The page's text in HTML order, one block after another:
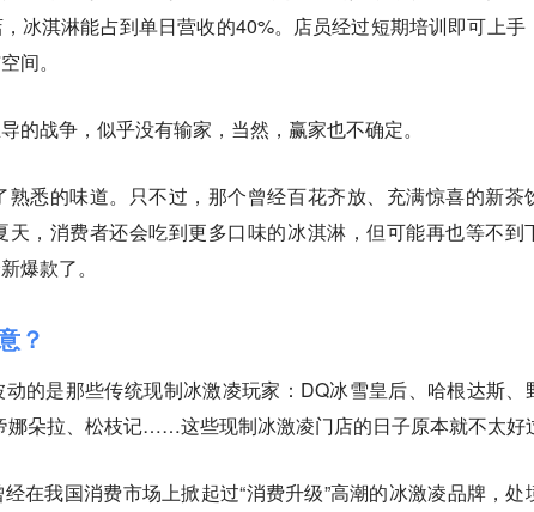
冰淇淋能占到单日营收的40%。店员经过短期培训即可上手
间。
的战争，似乎没有输家，当然，赢家也不确定。
悉的味道。只不过，那个曾经百花齐放、充满惊喜的新茶
，消费者还会吃到更多口味的冰淇淋，但可能再也等不到
爆款了。
？
的是那些传统现制冰激凌玩家：DQ冰雪皇后、哈根达斯、
娜朵拉、松枝记……这些现制冰激凌门店的日子原本就不太好
在我国消费市场上掀起过“消费升级”高潮的冰激凌品牌，处